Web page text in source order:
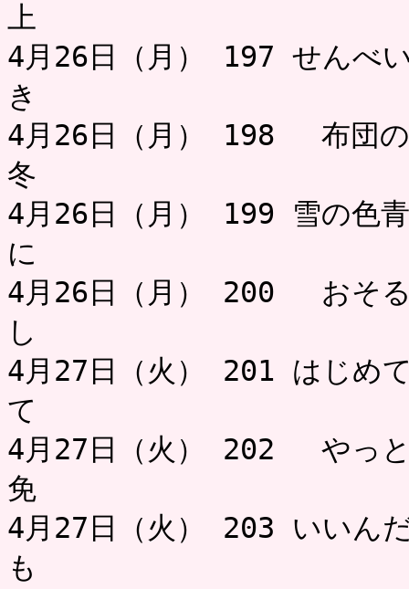
上 ミャ
4月26日（月） 197 せんべ
き
4月26日（月） 198 布団の
冬
4月26日（月） 199 雪の色
に
4月26日（月） 200 おそる
し お
4月27日（火） 201 はじめ
て
4月27日（火） 202 やっと
免 ミャ
4月27日（火） 203 いいん
も お